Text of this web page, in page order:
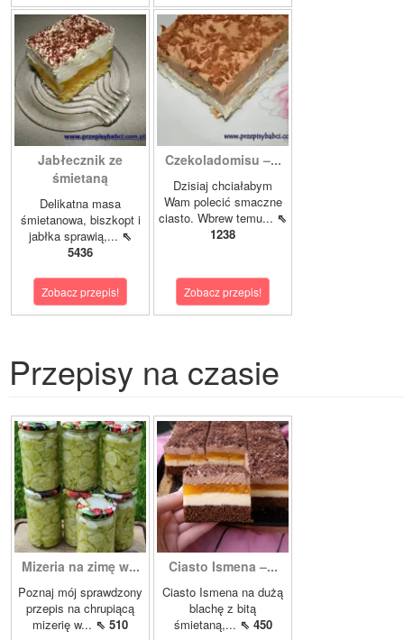
Jabłecznik ze
śmietaną
Delikatna masa
śmietanowa, biszkopt i
jabłka sprawią,... ⇖
5436
Zobacz przepis!
Czekoladomisu –...
Dzisiaj chciałabym
Wam polecić smaczne
ciasto. Wbrew temu... ⇖
1238
Zobacz przepis!
Przepisy na czasie
Mizeria na zimę w...
Poznaj mój sprawdzony
przepis na chrupiącą
mizerię w... ⇖ 510
Ciasto Ismena –...
Ciasto Ismena na dużą
blachę z bitą
śmietaną,... ⇖ 450